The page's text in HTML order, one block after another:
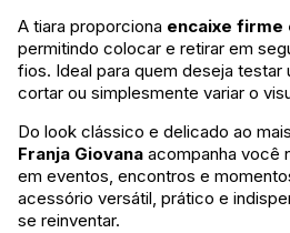
A tiara proporciona encaixe
permitindo colocar e retirar em
fios. Ideal para quem deseja testar
cortar ou simplesmente variar o
Do look clássico e delicado ao
Franja Giovana acompanha você
em eventos, encontros e
acessório versátil, prático e
se reinventar.